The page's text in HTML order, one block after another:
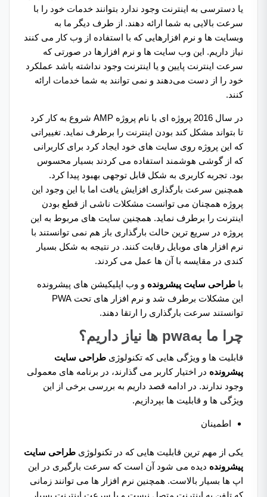
یا دسترسی به اینترنت وجود ندارد بتوانند خدمات خود را با
سرعت بالایی به شما ارائه دهند. از طرف دیگر ما به
وبسایت ها و نرم افزارهایی که با استفاده از وب کار می کنند
نیاز داریم. این وب سایت ها و نرم افزارها در صورتی که
سرعت اینترنت پایین و یا اینترنت وجود نداشته باشد عملکرد
خود را از دست می‌دهند و نمی توانند به شما خدمات ارائه
کنند.
در سال 2016 پروژه ای با نام پروژه AMP شروع به کار کرد
تا بتواند مشکل کند بودن اینترنت را برطرف نماید. تغییراتی
که این پروژه روی سایت های خود ایجاد کرد برای کاربرانی
که از گوشی هوشمند استفاده می کردند بسیار محسوس
بود. تجربه کاربری به شکل قابل توجهی بهبود پیدا کرد.
همچنین سرعت بارگذاری افزایش یافت اما با این وجود این
پروژه همچنان می توانست مشکلات ناشی از قطع بودن
اینترنت را برطرف نماید. همچنین سایت های مربوط به این
پروژه در سریع‌ ترین حالت بارگذاری باز هم نمی توانستند با
نرم افزار های موبایل رقابت کنند. در نتیجه به شکل بسیار
کندی در مقایسه با آن ها عمل می کردند.
با طراحی سایت پیشرونده و وب اپلیکیشن های پیشرونده
این مشکلات برطرف شد و نرم افزار های تحت PWA
توانستند سرعت بارگذاری را ارتقا دهند.
چرا ما بهpwa ها نیاز داریم؟
قابلیت ها و ویژگی هایی که تکنولوژی طراحی سایت
پیشرونده در اختیار کاربر می گذارند، در برنامه های معمولی
وجود ندارند. در ادامه قصد داریم به بررسی برخی از این
ویژگی ها و قابلیت ها بپردازیم.
اطمینان
یکی از مهم ترین قابلیت هایی که در تکنولوژی طراحی سایت
پیشرونده دیده می شود آن است که سرعت بارگیری در این
اپ ها بسیار بالاست. همچنین نرم افزار ها می توانند زمانی
که تلفن به اینترنت متصل نیست و یا سرعت اینترنت بسیار